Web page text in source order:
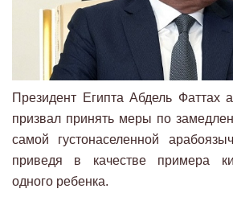
Президент Египта Абдель Фаттах
призвал принять меры по
самой густонаселенной
приведя в качестве примера
одного ребенка.